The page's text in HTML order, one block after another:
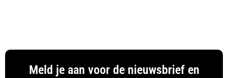
Meld je aan voor de nieuwsbrief en